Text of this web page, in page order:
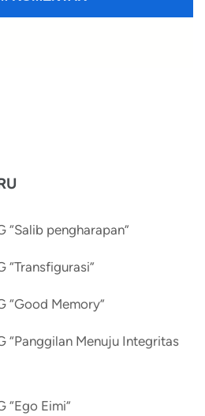
“Salib pengharapan”
“Transfigurasi”
“Good Memory”
“Panggilan Menuju Integritas
“Ego Eimi”